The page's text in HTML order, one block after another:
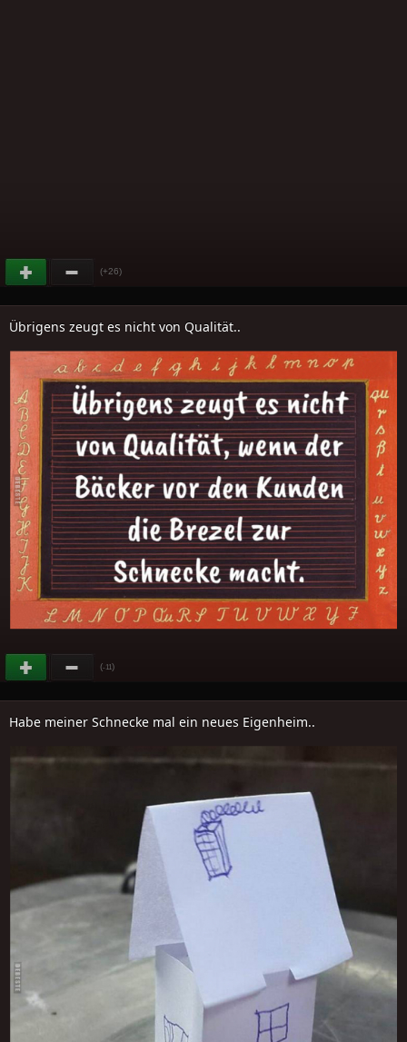
(+26)
Übrigens zeugt es nicht von Qualität..
(-11)
Habe meiner Schnecke mal ein neues Eigenheim..